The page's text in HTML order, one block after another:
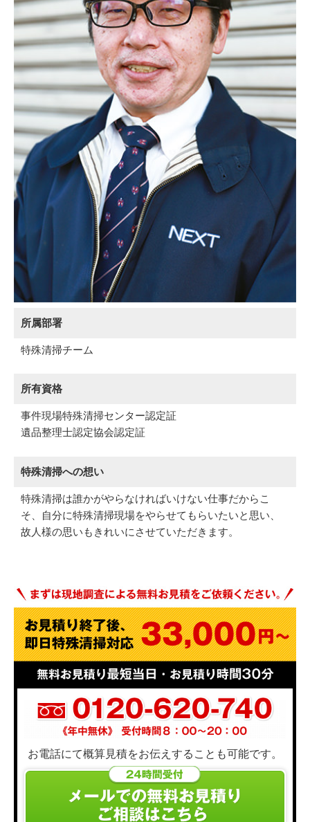
所属部署
特殊清掃チーム
所有資格
事件現場特殊清掃センター認定証
遺品整理士認定協会認定証
特殊清掃への想い
特殊清掃は誰かがやらなければいけない仕事だからこ
そ、自分に特殊清掃現場をやらせてもらいたいと思い、
故人様の思いもきれいにさせていただきます。
お電話にて概算見積をお伝えすることも可能です。